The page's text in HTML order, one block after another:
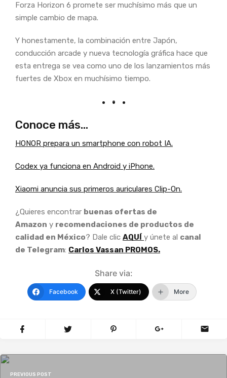
Forza Horizon 6 promete ser muchísimo más que un
simple cambio de mapa.
Y honestamente, la combinación entre Japón,
conducción arcade y nueva tecnología gráfica hace que
esta entrega se vea como uno de los lanzamientos más
fuertes de Xbox en muchísimo tiempo.
Conoce más…
HONOR prepara un smartphone con robot IA.
Codex ya funciona en Android y iPhone.
Xiaomi anuncia sus primeros auriculares Clip-On.
¿Quieres encontrar buenas ofertas de
Amazon y recomendaciones de productos de
calidad en México? Dale clic AQUÍ y únete al canal
de Telegram: Carlos Vassan PROMOS.
Share via:
Facebook X (Twitter) More
PREVIOUS POST